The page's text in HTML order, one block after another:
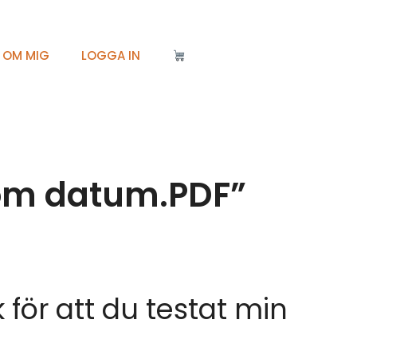
OM MIG LOGGA IN
datum.PDF”
för att du testat min